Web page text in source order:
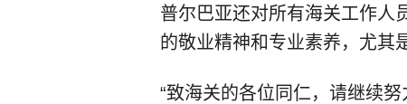
普尔巴亚还对所有海关工作人
的敬业精神和专业素养，尤其
“致海关的各位同仁，请继续